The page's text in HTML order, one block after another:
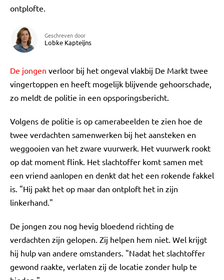
ontplofte.
Geschreven door
Lobke Kapteijns
De jongen verloor bij het ongeval vlakbij De Markt twee
vingertoppen en heeft mogelijk blijvende gehoorschade,
zo meldt de politie in een opsporingsbericht.
Volgens de politie is op camerabeelden te zien hoe de
twee verdachten samenwerken bij het aansteken en
weggooien van het zware vuurwerk. Het vuurwerk rookt
op dat moment flink. Het slachtoffer komt samen met
een vriend aanlopen en denkt dat het een rokende fakkel
is. "Hij pakt het op maar dan ontploft het in zijn
linkerhand."
De jongen zou nog hevig bloedend richting de
verdachten zijn gelopen. Zij helpen hem niet. Wel krijgt
hij hulp van andere omstanders. "Nadat het slachtoffer
gewond raakte, verlaten zij de locatie zonder hulp te